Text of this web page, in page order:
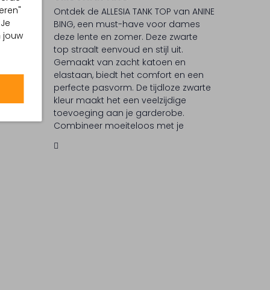
jouw
Ontdek de ALLESIA TANK TOP van ANINE
BING, een must-have voor dames
deze lente en zomer. Deze zwarte
top straalt eenvoud en stijl uit.
Gemaakt van zacht katoen en
elastaan, biedt het comfort en een
perfecte pasvorm. De tijdloze zwarte
kleur maakt het een veelzijdige
toevoeging aan je garderobe.
Combineer moeiteloos met je
casual of chique look. ANINE BING